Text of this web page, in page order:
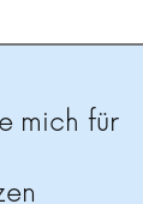
mich für